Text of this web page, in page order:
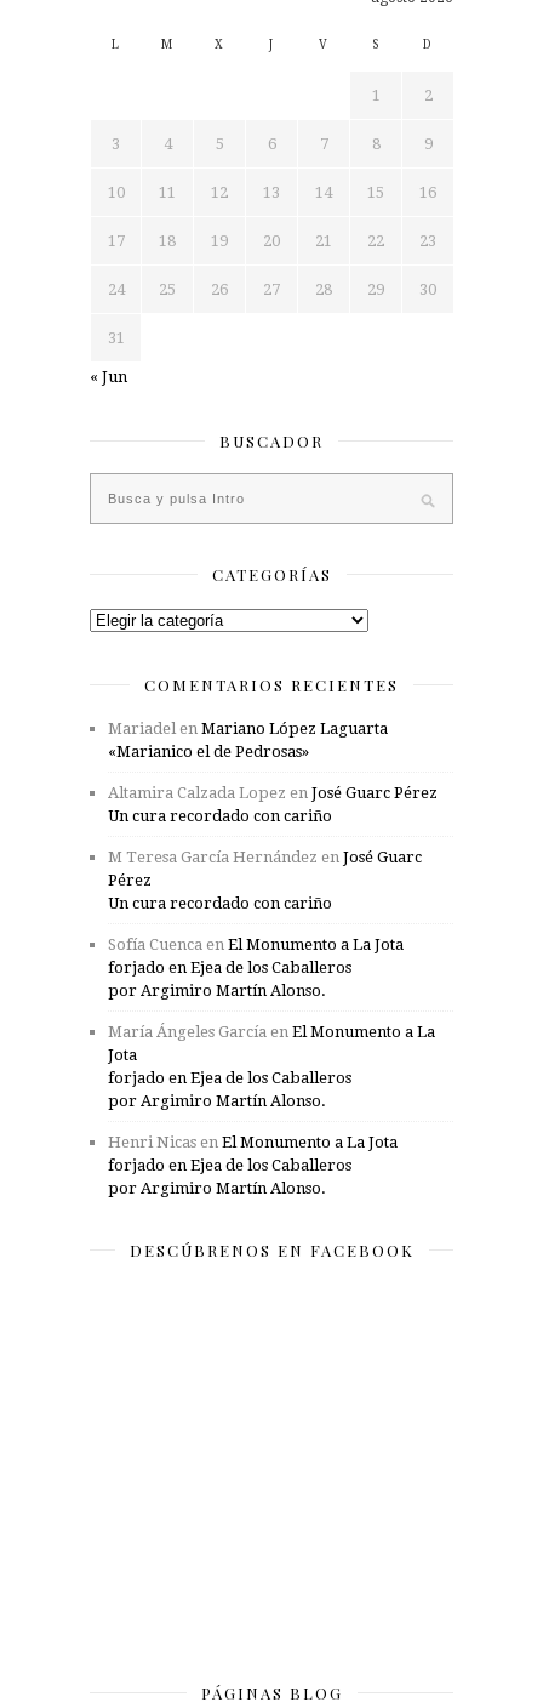
L M X J V S D
1 2
3 4 5 6 7 8 9
10 11 12 13 14 15 16
17 18 19 20 21 22 23
24 25 26 27 28 29 30
31
« Jun
BUSCADOR
CATEGORÍAS
Categorías
COMENTARIOS RECIENTES
Mariadel en Mariano López Laguarta
«Marianico el de Pedrosas»
Altamira Calzada Lopez en José Guarc Pérez
Un cura recordado con cariño
M Teresa García Hernández en José Guarc
Pérez
Un cura recordado con cariño
Sofía Cuenca en El Monumento a La Jota
forjado en Ejea de los Caballeros
por Argimiro Martín Alonso.
María Ángeles García en El Monumento a La
Jota
forjado en Ejea de los Caballeros
por Argimiro Martín Alonso.
Henri Nicas en El Monumento a La Jota
forjado en Ejea de los Caballeros
por Argimiro Martín Alonso.
DESCÚBRENOS EN FACEBOOK
PÁGINAS BLOG